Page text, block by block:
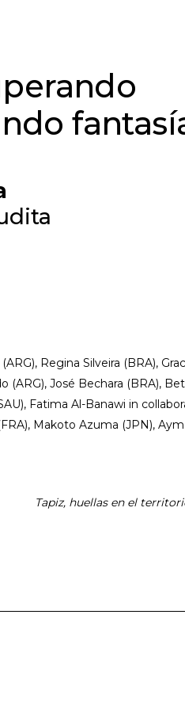
(ARG), Regina Silveira (BRA),
(ARG), José Bechara (BRA),
Fatima Al-Banawi in
Makoto Azuma (JPN),
Tapiz, huellas en el